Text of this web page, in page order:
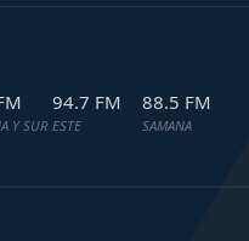
Y SUR
94.7 FM
ESTE
88.5 FM
SAMANA